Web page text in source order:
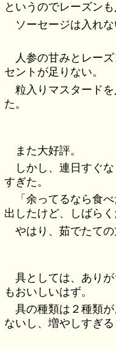
というのでレーズンも
ソーセージは入れな
人参の甘みとレー
セントが足りない。
粒入りマスタード
た。
また大好評。
しかし、連日すぐ
すぎた。
「余ってるなら食
出したけど、しばら
やはり、茹でたての
具としては、あり
もおいしいはず。
具の種類は２種類
ないし、増やしすぎる